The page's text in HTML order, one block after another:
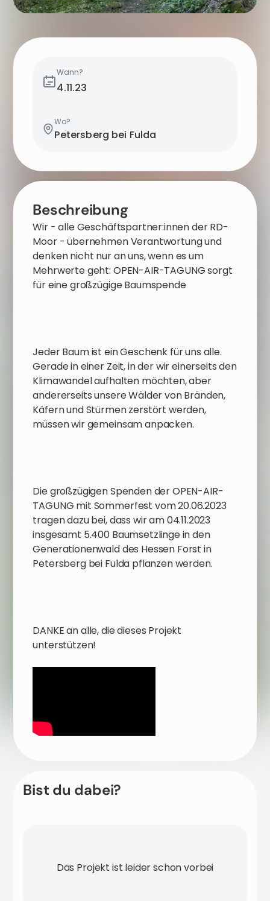
Wann?
4.11.23
Wo?
Petersberg bei Fulda
Beschreibung
Wir - alle Geschäftspartner:innen der RD-
Moor - übernehmen Verantwortung und
denken nicht nur an uns, wenn es um
Mehrwerte geht: OPEN-AIR-TAGUNG sorgt
für eine großzügige Baumspende
Jeder Baum ist ein Geschenk für uns alle.
Gerade in einer Zeit, in der wir einerseits den
Klimawandel aufhalten möchten, aber
andererseits unsere Wälder von Bränden,
Käfern und Stürmen zerstört werden,
müssen wir gemeinsam anpacken.
Die großzügigen Spenden der OPEN-AIR-
TAGUNG mit Sommerfest vom 20.06.2023
tragen dazu bei, dass wir am 04.11.2023
insgesamt 5.400 Baumsetzlinge in den
Generationenwald des Hessen Forst in
Petersberg bei Fulda pflanzen werden.
DANKE an alle, die dieses Projekt
unterstützen!
Bist du dabei?
Das Projekt ist leider schon vorbei